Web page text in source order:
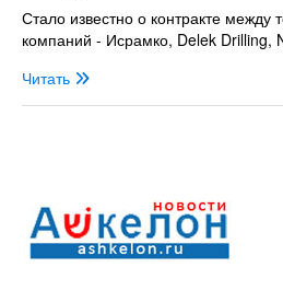
Стало известно о контракте между
компаний - Исрамко, Delek Drilling,
Читать